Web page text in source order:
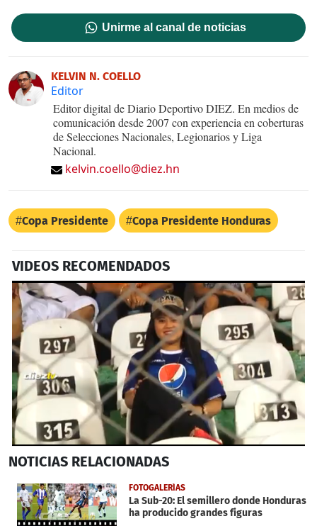
Unirme al canal de noticias
KELVIN N. COELLO
Editor
Editor digital de Diario Deportivo DIEZ. En medios de
comunicación desde 2007 con experiencia en coberturas
de Selecciones Nacionales, Legionarios y Liga
Nacional.
kelvin.coello@diez.hn
Copa Presidente Copa Presidente Honduras
VIDEOS RECOMENDADOS
seconds
1
minute,
seconds
NOTICIAS RELACIONADAS
FOTOGALERÍAS
La Sub-20: El semillero donde Honduras
ha producido grandes figuras